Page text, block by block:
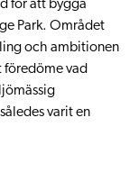
för att bygga
Park. Området
och ambitionen
föredöme vad
varit en